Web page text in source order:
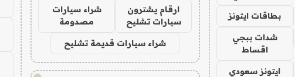
بطاقات ايتونز
شدات ببجي
اقساط
ايتونز سعودي
ارقام يشترون
سيارات تشليح
شراء سيارات
مصدومة
شراء سيارات قديمة تشليح